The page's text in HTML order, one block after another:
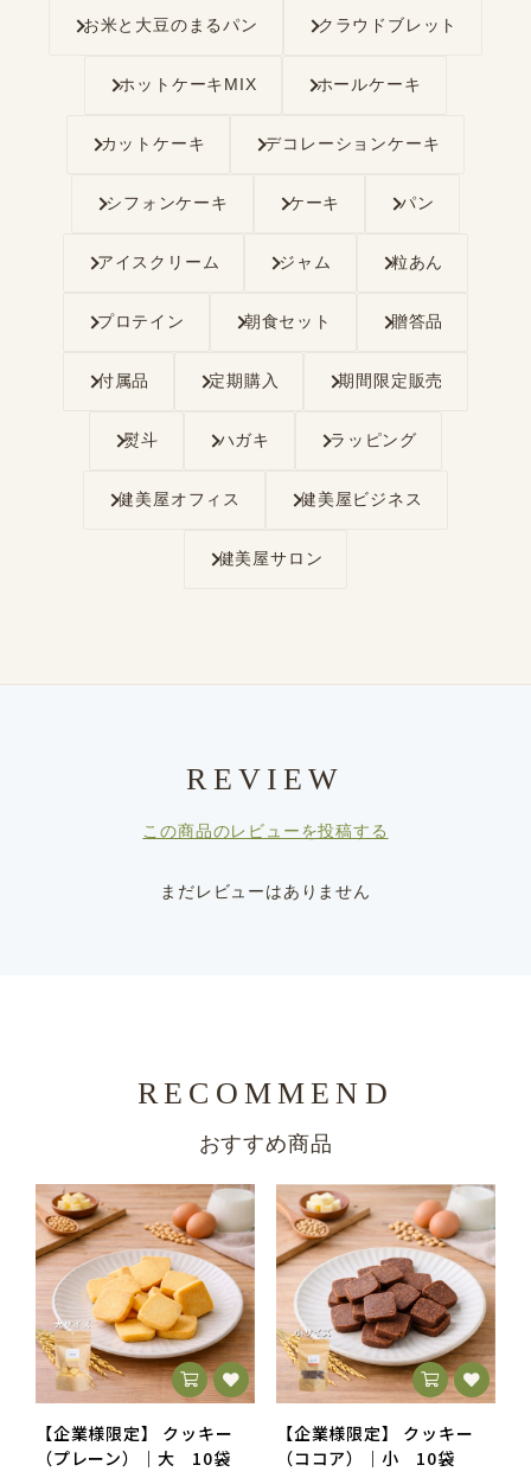
お米と大豆のまるパン クラウドブレット
ホットケーキMIX ホールケーキ
カットケーキ デコレーションケーキ
シフォンケーキ ケーキ パン
アイスクリーム ジャム 粒あん
プロテイン 朝食セット 贈答品
付属品 定期購入 期間限定販売
熨斗 ハガキ ラッピング
健美屋オフィス 健美屋ビジネス
健美屋サロン
REVIEW
この商品のレビューを投稿する
まだレビューはありません
RECOMMEND
おすすめ商品
【企業様限定】 クッキー
（プレーン）｜大 10袋
【企業様限定】 クッキー
（ココア）｜小 10袋